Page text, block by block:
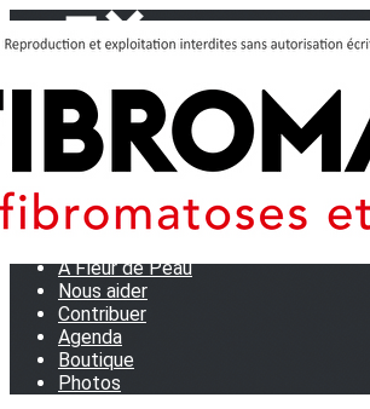
Menu
>
Journées Partage 2026 - La Rochelle
Les manifestations
Tom et son doudou
OSE TA VOIX
M.D.R. Expo
A Fleur de Peau
Nous aider
Contribuer
Agenda
Boutique
Photos